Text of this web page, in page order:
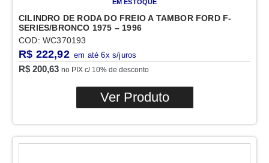
EM ESTOQUE
CILINDRO DE RODA DO FREIO A TAMBOR FORD F-
SERIES/BRONCO 1975 – 1996
COD: WC370193
R$ 222,92
R$ 200,63 no PIX c/ 10% de desconto
Ver Produto